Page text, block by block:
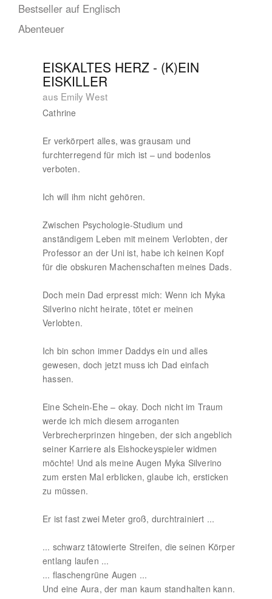
Bestseller auf Englisch
Abenteuer
EISKALTES HERZ - (K)EIN
EISKILLER
aus Emily West
Cathrine
Er verkörpert alles, was grausam und
furchterregend für mich ist – und bodenlos
verboten.
Ich will ihm nicht gehören.
Zwischen Psychologie-Studium und
anständigem Leben mit meinem Verlobten, der
Professor an der Uni ist, habe ich keinen Kopf
für die obskuren Machenschaften meines Dads.
Doch mein Dad erpresst mich: Wenn ich Myka
Silverino nicht heirate, tötet er meinen
Verlobten.
Ich bin schon immer Daddys ein und alles
gewesen, doch jetzt muss ich Dad einfach
hassen.
Eine Schein-Ehe – okay. Doch nicht im Traum
werde ich mich diesem arroganten
Verbrecherprinzen hingeben, der sich angeblich
seiner Karriere als Eishockeyspieler widmen
möchte! Und als meine Augen Myka Silverino
zum ersten Mal erblicken, glaube ich, ersticken
zu müssen.
Er ist fast zwei Meter groß, durchtrainiert ...
... schwarz tätowierte Streifen, die seinen Körper
entlang laufen ...
... flaschengrüne Augen ...
Und eine Aura, der man kaum standhalten kann.